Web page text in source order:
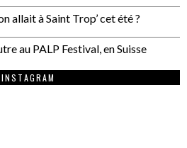
allait à Saint Trop’ cet été ?
au PALP Festival, en Suisse
INSTAGRAM